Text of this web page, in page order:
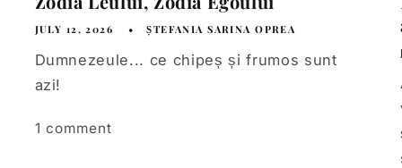
JULY 12, 2026 ȘTEFANIA SARINA OPREA
Dumnezeule... ce chipeș și frumos sunt
azi!
1 comment